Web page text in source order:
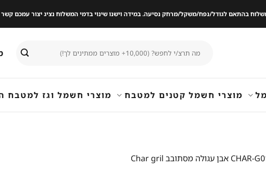
בהתאם לגודל/נפח/משקל/מרחק נסיעה. במידה וישנו שינוי בדמי המשלוח נציג יצור עמכם
עבור:
מוצרי חשמל קטנים למטבח מוצרי חשמל וגז למטבח